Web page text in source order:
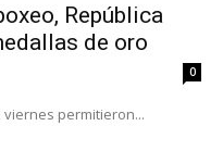
República
de oro
0
permitieron...